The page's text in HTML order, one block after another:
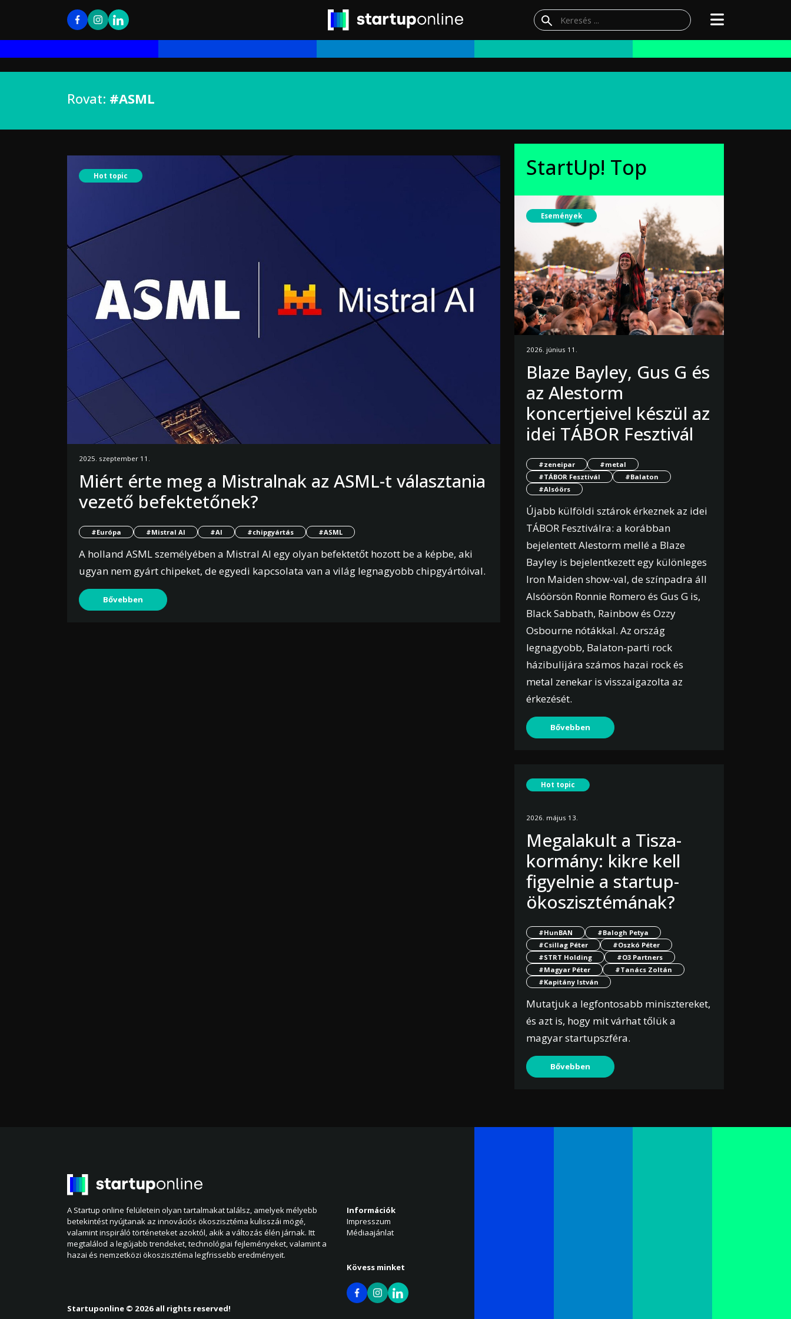
Rovat: #ASML
Hot topic
2025. szeptember 11.
Miért érte meg a Mistralnak az ASML-t választania
vezető befektetőnek?
#Európa #Mistral AI #AI #chipgyártás #ASML
A holland ASML személyében a Mistral AI egy olyan befektetőt hozott be a képbe, aki
ugyan nem gyárt chipeket, de egyedi kapcsolata van a világ legnagyobb chipgyártóival.
Bővebben
StartUp! Top
Események
2026. június 11.
Blaze Bayley, Gus G és
az Alestorm
koncertjeivel készül az
idei TÁBOR Fesztivál
#zeneipar
#metal
#TÁBOR Fesztivál
#Balaton
#Alsóörs
Újabb külföldi sztárok érkeznek az idei
TÁBOR Fesztiválra: a korábban
bejelentett Alestorm mellé a Blaze
Bayley is bejelentkezett egy különleges
Iron Maiden show-val, de színpadra áll
Alsóörsön Ronnie Romero és Gus G is,
Black Sabbath, Rainbow és Ozzy
Osbourne nótákkal. Az ország
legnagyobb, Balaton-parti rock
házibulijára számos hazai rock és
metal zenekar is visszaigazolta az
érkezését.
Bővebben
Hot topic
2026. május 13.
Megalakult a Tisza-
kormány: kikre kell
figyelnie a startup-
ökoszisztémának?
#HunBAN
#Balogh Petya
#Csillag Péter
#Oszkó Péter
#STRT Holding
#O3 Partners
#Magyar Péter
#Tanács Zoltán
#Kapitány István
Mutatjuk a legfontosabb minisztereket,
és azt is, hogy mit várhat tőlük a
magyar startupszféra.
Bővebben
A Startup online felületein olyan tartalmakat találsz, amelyek mélyebb
betekintést nyújtanak az innovációs ökoszisztéma kulisszái mögé,
valamint inspiráló történeteket azoktól, akik a változás élén járnak. Itt
megtalálod a legújabb trendeket, technológiai fejleményeket, valamint a
hazai és nemzetközi ökoszisztéma legfrissebb eredményeit.
Információk
Impresszum
Médiaajánlat
Kövess minket
Startuponline © 2026 all rights reserved!